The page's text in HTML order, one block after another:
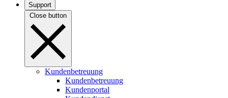
Support
Close button
Kundenbetreuung
Kundenbetreuung
Kundenportal